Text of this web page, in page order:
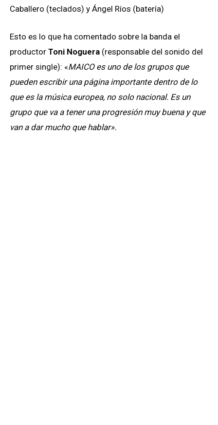
Caballero (teclados) y Ángel Ríos (batería)
Esto es lo que ha comentado sobre la banda el
productor Toni Noguera (responsable del sonido del
primer single): «MAICO es uno de los grupos que
pueden escribir una página importante dentro de lo
que es la música europea, no solo nacional. Es un
grupo que va a tener una progresión muy buena y que
van a dar mucho que hablar».